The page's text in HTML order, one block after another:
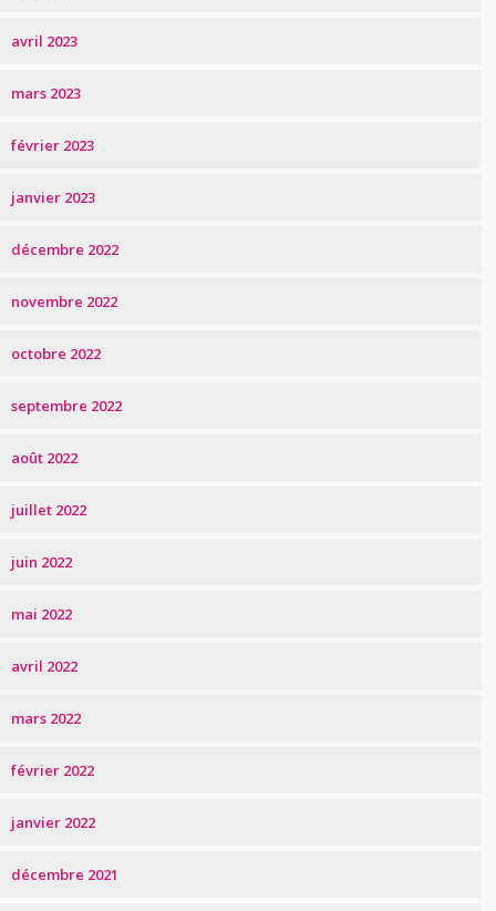
avril 2023
mars 2023
février 2023
janvier 2023
décembre 2022
novembre 2022
octobre 2022
septembre 2022
août 2022
juillet 2022
juin 2022
mai 2022
avril 2022
mars 2022
février 2022
janvier 2022
décembre 2021